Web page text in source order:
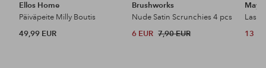
Ellos Home
Päiväpeite Milly Boutis
49,99 EUR
Brushworks
Nude Satin Scrunchies 4 pcs
6 EUR 7,90 EUR 13